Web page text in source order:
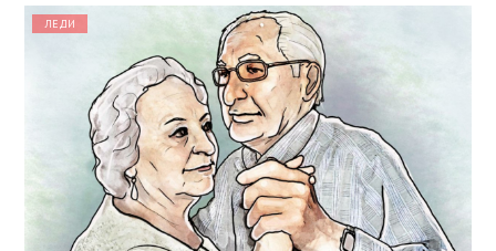
ЛЕДИ